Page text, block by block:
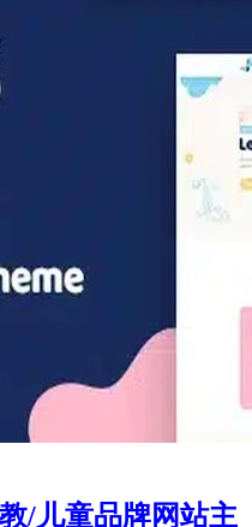
/儿童品牌网站主